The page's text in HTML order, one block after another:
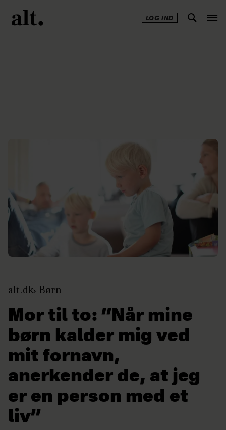
LOG IND
alt.dk Børn
Mor til to: ”Når mine
børn kalder mig ved
mit fornavn,
anerkender de, at jeg
er en person med et
liv”